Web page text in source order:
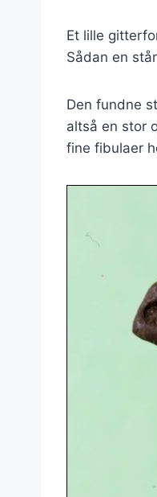
Et lille
Sådan en
Den fundne
altså en stor
fine fibulaer